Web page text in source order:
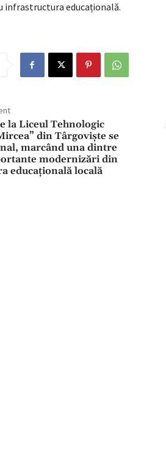
infrastructura educațională.
la Liceul Tehnologic
din Târgoviște se
marcând una dintre
modernizări din
educațională locală